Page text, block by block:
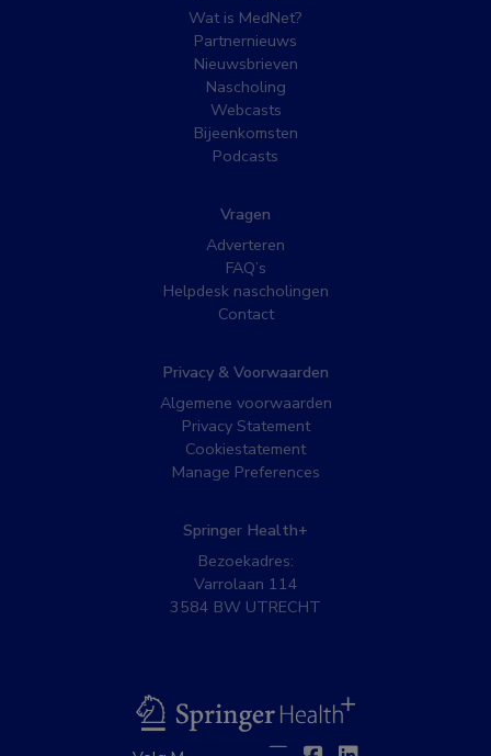
Wat is MedNet?
Partnernieuws
Nieuwsbrieven
Nascholing
Webcasts
Bijeenkomsten
Podcasts
Vragen
Adverteren
FAQ’s
Helpdesk nascholingen
Contact
Privacy & Voorwaarden
Algemene voorwaarden
Privacy Statement
Cookiestatement
Manage Preferences
Springer Health+
Bezoekadres:
Varrolaan 114
3584 BW UTRECHT
BSL